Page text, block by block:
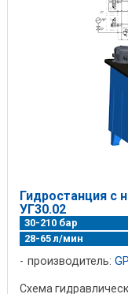
Гидростанция с
УГ30.02
30-210 бар
28-65 л/мин
производитель:
Схема